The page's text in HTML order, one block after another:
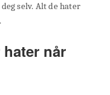
selv. Alt de hater
når